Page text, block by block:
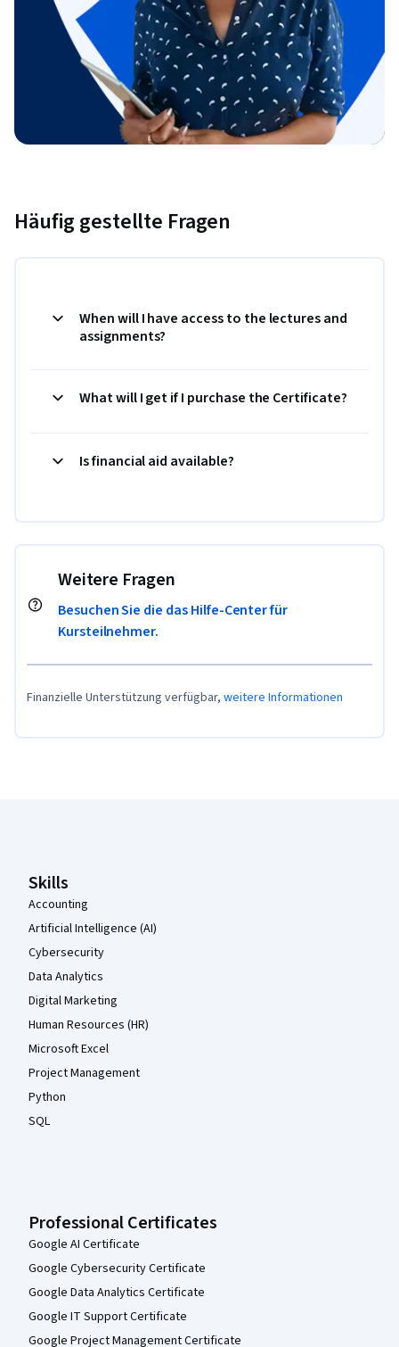
Häufig gestellte Fragen
When will I have access to the lectures and
assignments?
What will I get if I purchase the Certificate?
Is financial aid available?
Weitere Fragen
Besuchen Sie die das Hilfe-Center für
Kursteilnehmer.
Finanzielle Unterstützung verfügbar, weitere Informationen
Skills
Accounting
Artificial Intelligence (AI)
Cybersecurity
Data Analytics
Digital Marketing
Human Resources (HR)
Microsoft Excel
Project Management
Python
SQL
Professional Certificates
Google AI Certificate
Google Cybersecurity Certificate
Google Data Analytics Certificate
Google IT Support Certificate
Google Project Management Certificate